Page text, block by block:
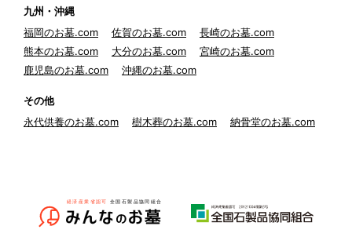
九州・沖縄
福岡のお墓.com
佐賀のお墓.com
長崎のお墓.com
熊本のお墓.com
大分のお墓.com
宮崎のお墓.com
鹿児島のお墓.com
沖縄のお墓.com
その他
永代供養のお墓.com
樹木葬のお墓.com 納骨堂のお墓.com